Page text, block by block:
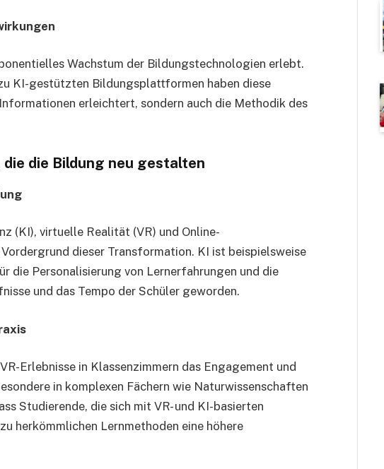
Wachstum der Bildungstechnologien erlebt.
KI-gestützten Bildungsplattformen haben diese
erleichtert, sondern auch die Methodik des
die Bildung neu gestalten
(KI), virtuelle Realität (VR) und Online-
dieser Transformation. KI ist beispielsweise
die Personalisierung von Lernerfahrungen und die
und das Tempo der Schüler geworden.
Erlebnisse in Klassenzimmern das Engagement und
in komplexen Fächern wie Naturwissenschaften
Studierende, die sich mit VR- und KI-basierten
herkömmlichen Lernmethoden eine höhere